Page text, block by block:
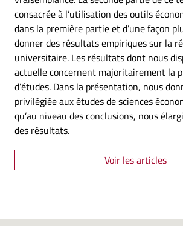
consacrée à l’utilisation des outils
dans la première partie et d’une façon
donner des résultats empiriques sur la
universitaire. Les résultats dont nous
actuelle concernent majoritairement la
d’études. Dans la présentation, nous
privilégiée aux études de sciences
qu’au niveau des conclusions, nous
des résultats.
Voir les articles